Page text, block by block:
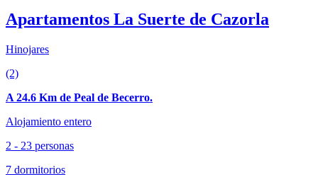
Apartamentos La Suerte de Cazorla
Hinojares
(2)
A 24.6 Km de Peal de Becerro.
Alojamiento entero
2 - 23 personas
7 dormitorios